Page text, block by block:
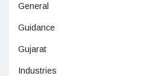
General
Guidance
Gujarat
Industries